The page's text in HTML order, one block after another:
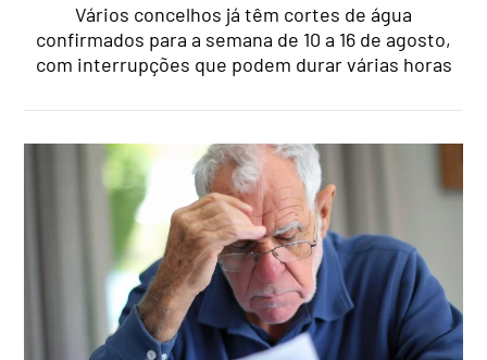
Vários concelhos já têm cortes de água
confirmados para a semana de 10 a 16 de agosto,
com interrupções que podem durar várias horas